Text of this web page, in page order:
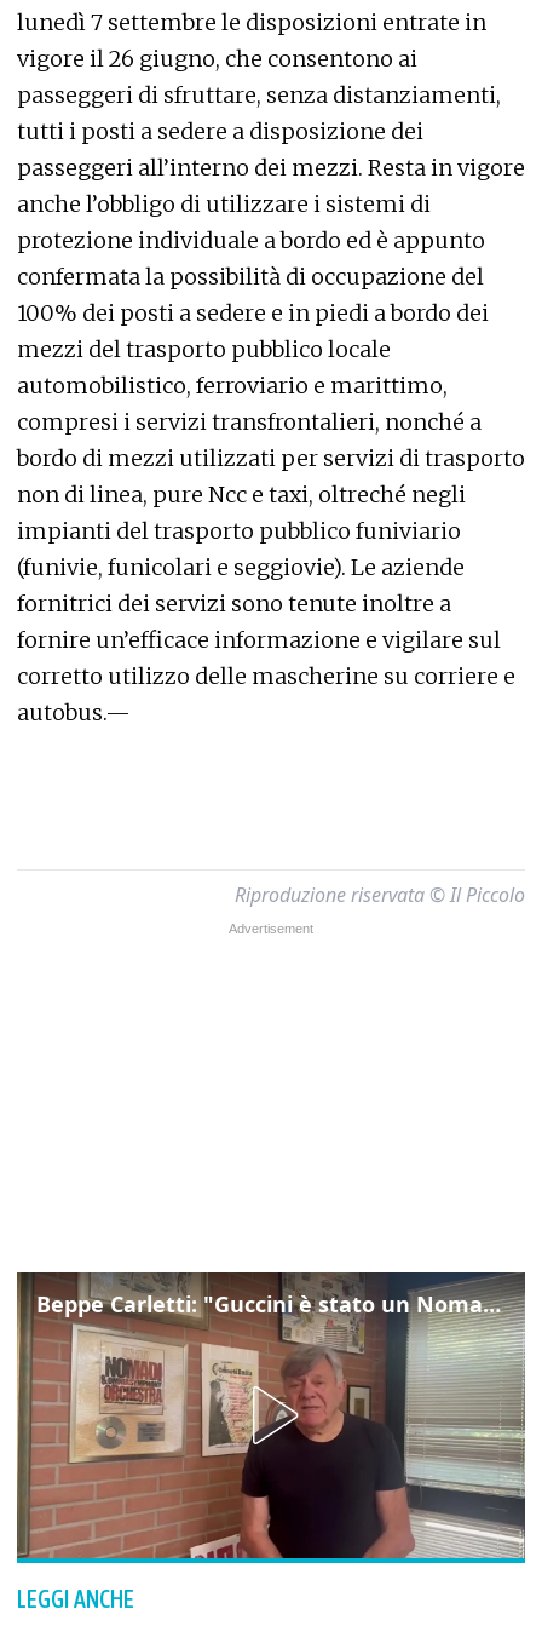
lunedì 7 settembre le disposizioni entrate in
vigore il 26 giugno, che consentono ai
passeggeri di sfruttare, senza distanziamenti,
tutti i posti a sedere a disposizione dei
passeggeri all’interno dei mezzi. Resta in vigore
anche l’obbligo di utilizzare i sistemi di
protezione individuale a bordo ed è appunto
confermata la possibilità di occupazione del
100% dei posti a sedere e in piedi a bordo dei
mezzi del trasporto pubblico locale
automobilistico, ferroviario e marittimo,
compresi i servizi transfrontalieri, nonché a
bordo di mezzi utilizzati per servizi di trasporto
non di linea, pure Ncc e taxi, oltreché negli
impianti del trasporto pubblico funiviario
(funivie, funicolari e seggiovie). Le aziende
fornitrici dei servizi sono tenute inoltre a
fornire un’efficace informazione e vigilare sul
corretto utilizzo delle mascherine su corriere e
autobus.—
Riproduzione riservata © Il Piccolo
Beppe Carletti: "Guccini è stato un Nomade"
LEGGI ANCHE